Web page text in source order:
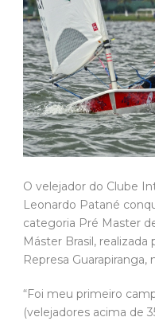
O velejador do Clube
Leonardo Patané
categoria Pré Master
Máster Brasil, realizada
Represa Guarapiranga,
“Foi meu primeiro
(velejadores acima de